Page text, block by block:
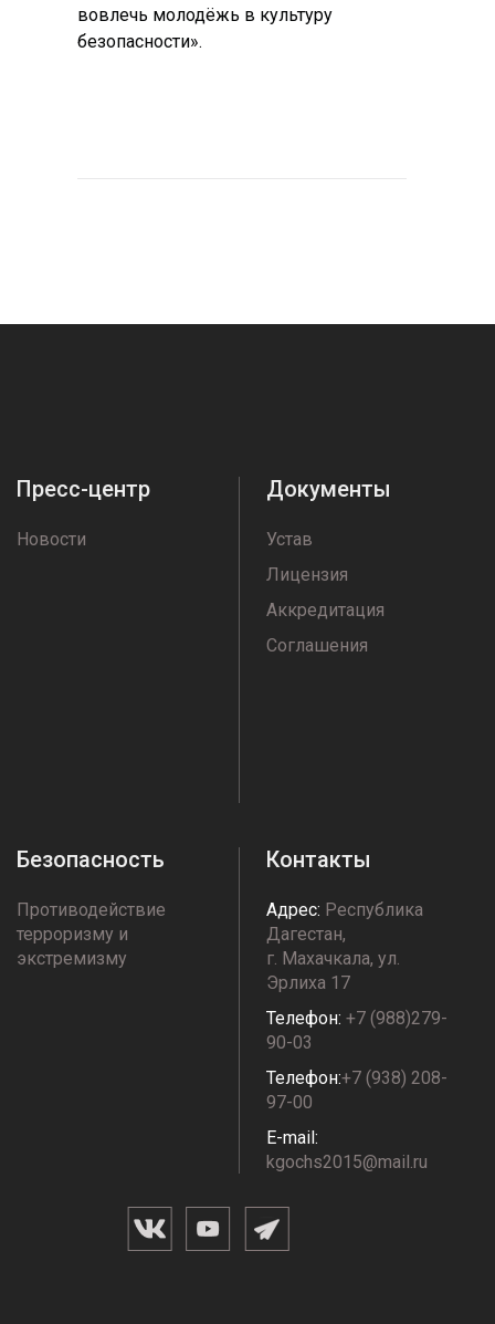
вовлечь молодёжь в культуру
безопасности».
Пресс-центр
Новости
Документы
Устав
Лицензия
Аккредитация
Соглашения
Безопасность
Противодействие
терроризму и
экстремизму
Контакты
Адрес: Республика
Дагестан,
г. Махачкала, ул.
Эрлиха 17
Телефон: +7 (988)279-
90-03
Телефон:+7 (938) 208-
97-00
E-mail:
kgochs2015@mail.ru